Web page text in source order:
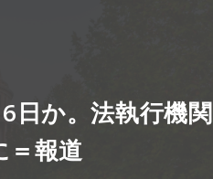
日か。法執行機関
＝報道